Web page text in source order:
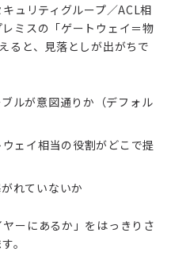
ュリティグループ／ACL相
ミスの「ゲートウェイ＝物
ると、見落としが出がちで
ルが意図通りか（デフォル
ェイ相当の役割がどこで提
れていないか
ーにあるか」をはっきりさ
。